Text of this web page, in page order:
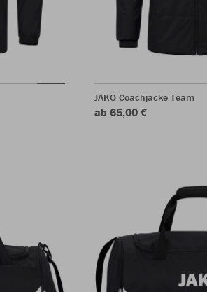
JAKO Coachjacke Team
ab 65,00 €